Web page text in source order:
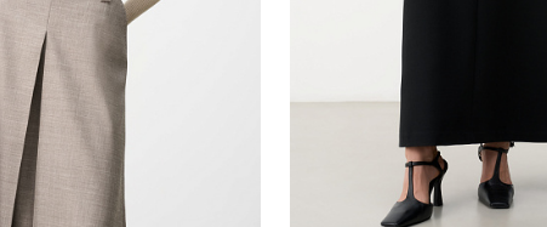
Добавить в корзину
M
Добавить в
44 46